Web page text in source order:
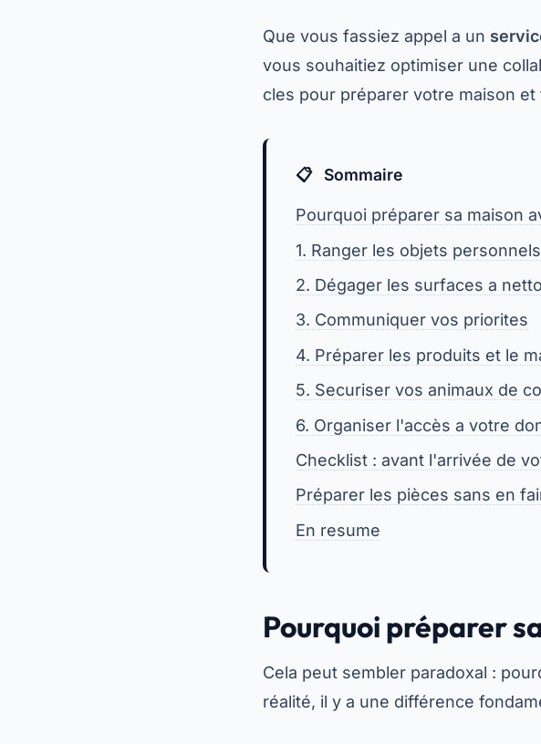
Que vous fassiez appel a un
vous souhaitiez optimiser une
cles pour préparer votre maison
Sommaire
Pourquoi préparer sa maison
1. Ranger les objets
2. Dégager les surfaces a
3. Communiquer vos priorites
4. Préparer les produits et le
5. Securiser vos animaux de
6. Organiser l'accès a votre
Checklist : avant l'arrivée de
Préparer les pièces sans en
En resume
Pourquoi préparer
Cela peut sembler paradoxal :
réalité, il y a une différence